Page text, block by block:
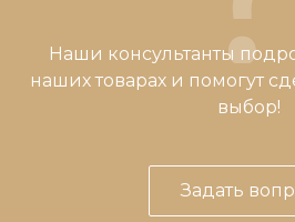
Наши консультанты
наших товарах и помогут
выбор!
Задать